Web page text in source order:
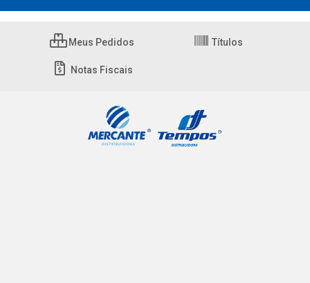
Meus Pedidos Títulos
Notas Fiscais